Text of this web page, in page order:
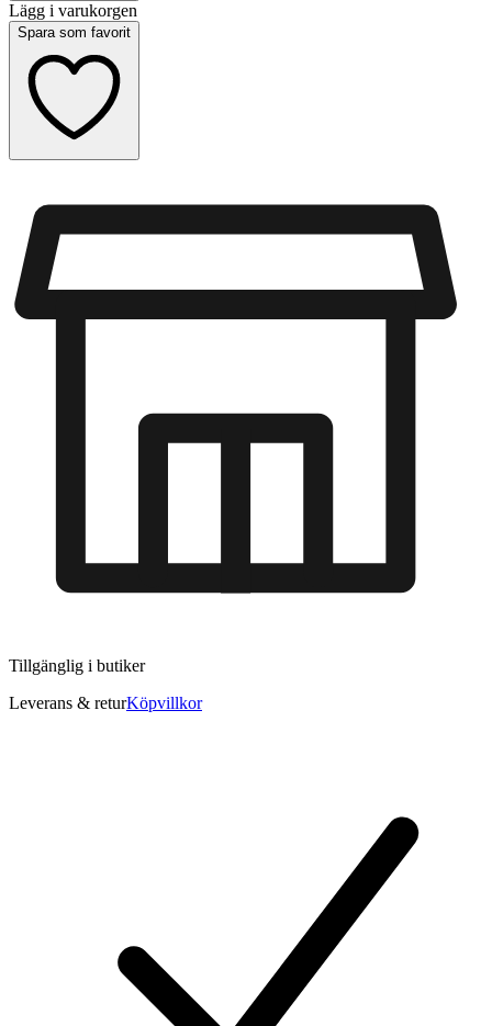
Lägg i varukorgen
Spara som favorit
Tillgänglig i butiker
Leverans & returKöpvillkor